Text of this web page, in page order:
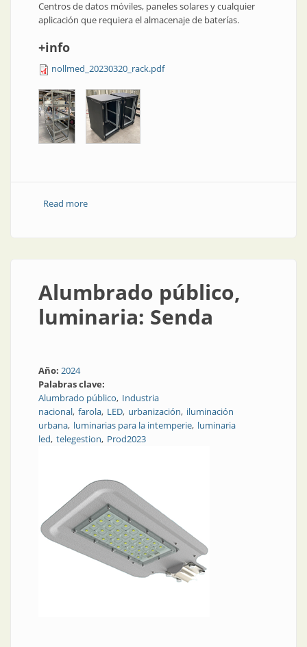
Centros de datos móviles, paneles solares y cualquier
aplicación que requiera el almacenaje de baterías.
+info
nollmed_20230320_rack.pdf
Read moreabout Bancos de baterías
Alumbrado público,
luminaria: Senda
Año: 2024
Palabras clave:
Alumbrado público Industria
nacional farola LED urbanización iluminación
urbana luminarias para la intemperie luminaria
led telegestion Prod2023